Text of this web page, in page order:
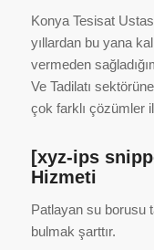
Konya Tesisat
yıllardan bu yana
vermeden
Ve Tadilatı
çok farklı çözümler
[xyz-ips
Hizmeti
Patlayan su borusu
bulmak şarttır.